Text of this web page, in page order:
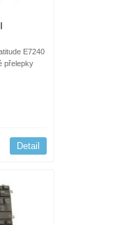
E7240
přelepky
Detail